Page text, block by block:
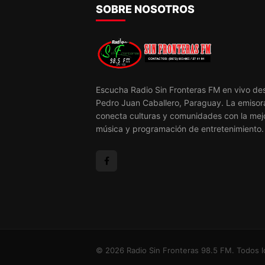
SOBRE NOSOTROS
Escucha Radio Sin Fronteras FM en vivo
Pedro Juan Caballero, Paraguay. La
conecta culturas y comunidades con la
música y programación de entretenimiento.
© 2026 Radio Sin Fronteras 98.5 FM. Todos